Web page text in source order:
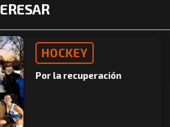
HOCKEY
Por la recuperación